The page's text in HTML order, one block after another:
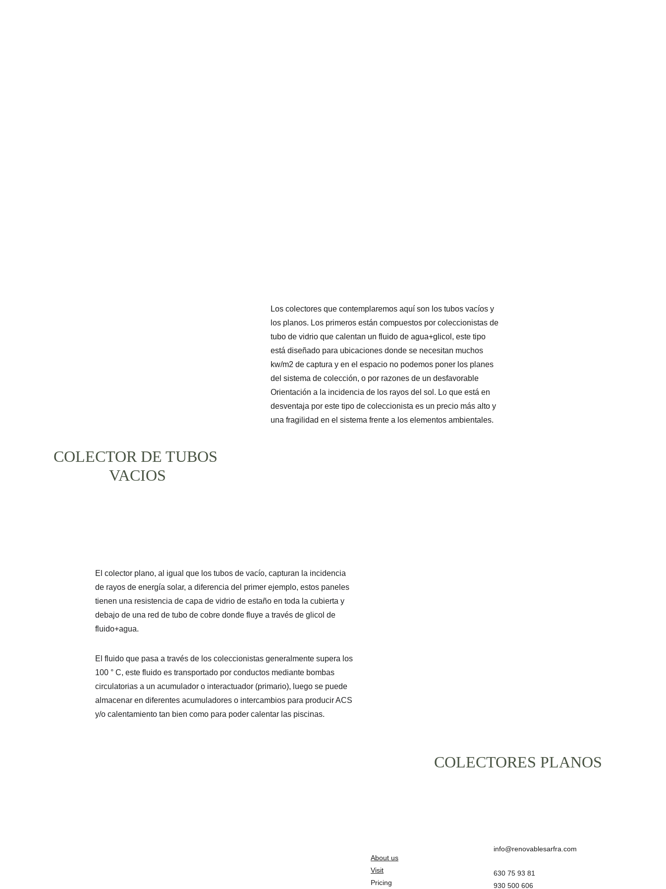
COLECTOR DE TUBOS
VACIOS
COLECTORES PLANOS
Los colectores que contemplaremos aquí son los tubos vacíos y
los planos. Los primeros están compuestos por coleccionistas de
tubo de vidrio que calentan un fluido de agua+glicol, este tipo
está diseñado para ubicaciones donde se necesitan muchos
kw/m2 de captura y en el espacio no podemos poner los planes
del sistema de colección, o por razones de un desfavorable
Orientación a la incidencia de los rayos del sol. Lo que está en
desventaja por este tipo de coleccionista es un precio más alto y
una fragilidad en el sistema frente a los elementos ambientales.
El colector plano, al igual que los tubos de vacío, capturan la incidencia
de rayos de energía solar, a diferencia del primer ejemplo, estos paneles
tienen una resistencia de capa de vidrio de estaño en toda la cubierta y
debajo de una red de tubo de cobre donde fluye a través de glicol de
fluido+agua.
El fluido que pasa a través de los coleccionistas generalmente supera los
100 ° C, este fluido es transportado por conductos mediante bombas
circulatorias a un acumulador o interactuador (primario), luego se puede
almacenar en diferentes acumuladores o intercambios para producir ACS
y/o calentamiento tan bien como para poder calentar las piscinas.
info@renovablesarfra.com
630 75 93 81
930 500 606
About us
Visit
Pricing